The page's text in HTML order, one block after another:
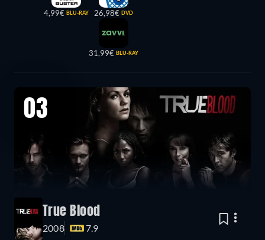
4,99€ BLU-RAY 26,98€ DVD
31,99€ BLU-RAY
03
True Blood
2008 7.9